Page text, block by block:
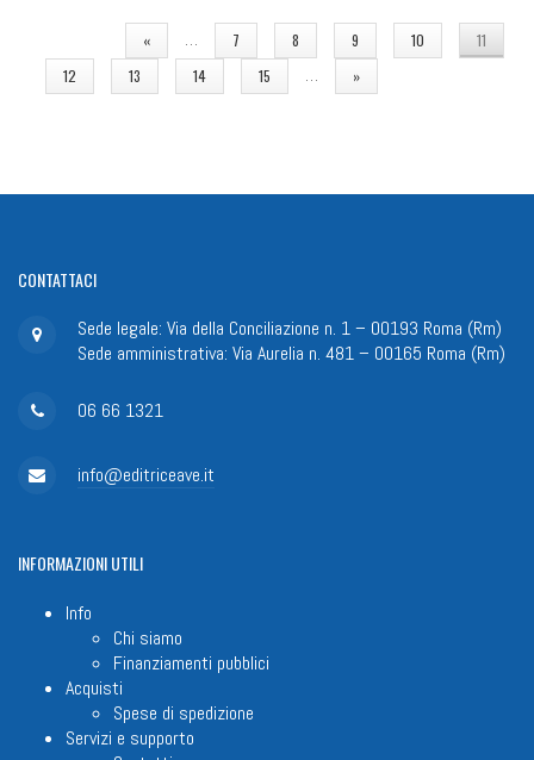
« … 7 8 9 10
11
12
13 14 15 … »
CONTATTACI
Sede legale: Via della Conciliazione n. 1 – 00193 Roma (Rm)
Sede amministrativa: Via Aurelia n. 481 – 00165 Roma (Rm)
06 66 1321
info@editriceave.it
INFORMAZIONIUTILI
Info
Chi siamo
Finanziamenti pubblici
Acquisti
Spese di spedizione
Servizi e supporto